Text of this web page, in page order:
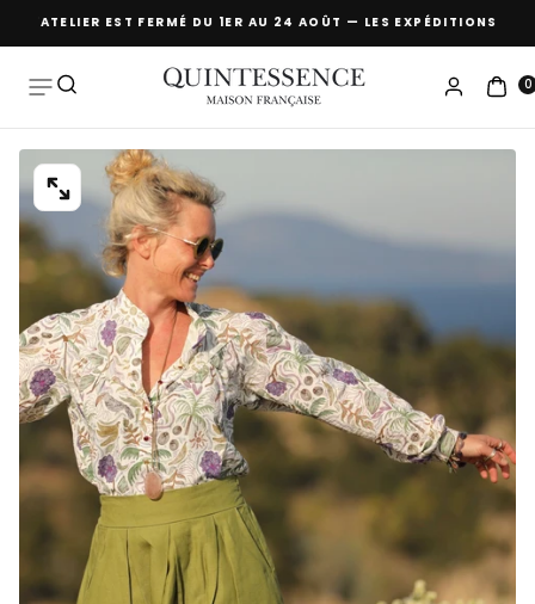
Passer
contenu
L'ATELIER EST FERMÉ DU 1ER AU 24 AOÛT — LES EXPÉDITIONS
0
OUVRIR
LE
MÉDIA
DANS
UNE
FENÊTRE
MODALE